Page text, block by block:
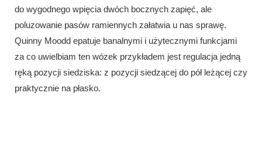
do wygodnego wpięcia dwóch bocznych zapięć, ale
poluzowanie pasów ramiennych załatwia u nas sprawę.
Quinny Moodd epatuje banalnymi i użytecznymi funkcjami
za co uwielbiam ten wózek przykładem jest regulacja jedną
ręką pozycji siedziska: z pozycji siedzącej do pół leżącej czy
praktycznie na płasko.